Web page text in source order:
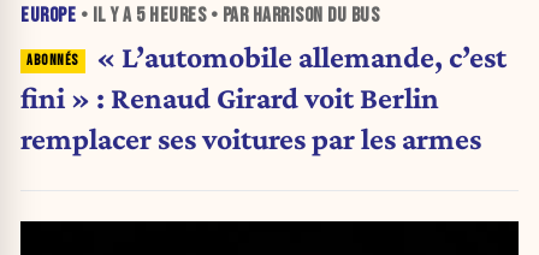
EUROPE • IL Y A 5 HEURES• PAR HARRISON DU BUS
« L’automobile allemande, c’est
fini » : Renaud Girard voit Berlin
remplacer ses voitures par les armes